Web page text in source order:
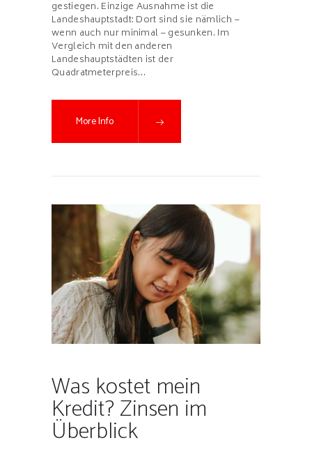
gestiegen. Einzige Ausnahme ist die
Landeshauptstadt: Dort sind sie nämlich –
wenn auch nur minimal – gesunken. Im
Vergleich mit den anderen
Landeshauptstädten ist der
Quadratmeterpreis…
More Info
Was kostet mein
Kredit? Zinsen im
Überblick